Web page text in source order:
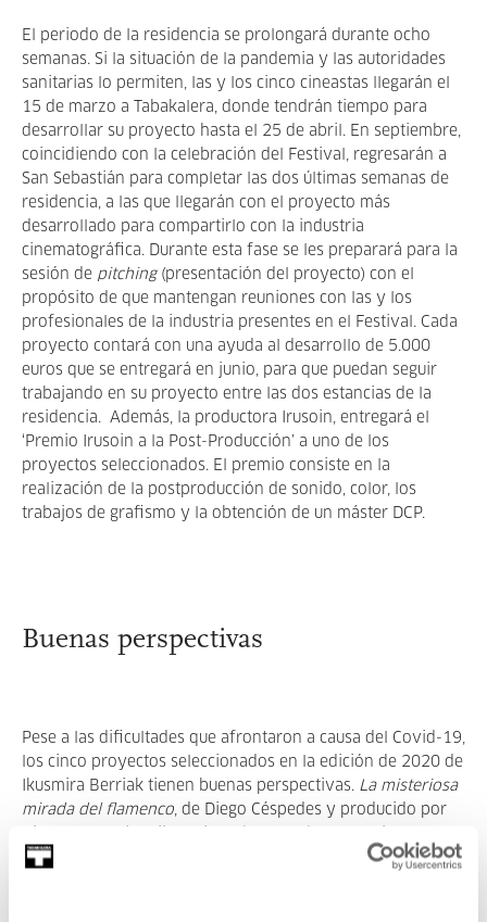
El periodo de la residencia se prolongará durante ocho
semanas. Si la situación de la pandemia y las autoridades
sanitarias lo permiten, las y los cinco cineastas llegarán el
15 de marzo a Tabakalera, donde tendrán tiempo para
desarrollar su proyecto hasta el 25 de abril. En septiembre,
coincidiendo con la celebración del Festival, regresarán a
San Sebastián para completar las dos últimas semanas de
residencia, a las que llegarán con el proyecto más
desarrollado para compartirlo con la industria
cinematográfica. Durante esta fase se les preparará para la
sesión de pitching(presentación del proyecto) con el
propósito de que mantengan reuniones con las y los
profesionales de la industria presentes en el Festival. Cada
proyecto contará con una ayuda al desarrollo de 5.000
euros que se entregará en junio, para que puedan seguir
trabajando en su proyecto entre las dos estancias de la
residencia. Además, la productora Irusoin, entregará el
‘Premio Irusoin a la Post-Producción’ a uno de los
proyectos seleccionados. El premio consiste en la
realización de la postproducción de sonido, color, los
trabajos de grafismo y la obtención de un máster DCP.
Buenas perspectivas
Pese a las dificultades que afrontaron a causa del Covid-19,
los cinco proyectos seleccionados en la edición de 2020 de
Ikusmira Berriak tienen buenas perspectivas. La misteriosa
mirada del flamenco, de Diego Céspedes y producido por
Torino Film Lab- TFL Production Award – Creative Europe